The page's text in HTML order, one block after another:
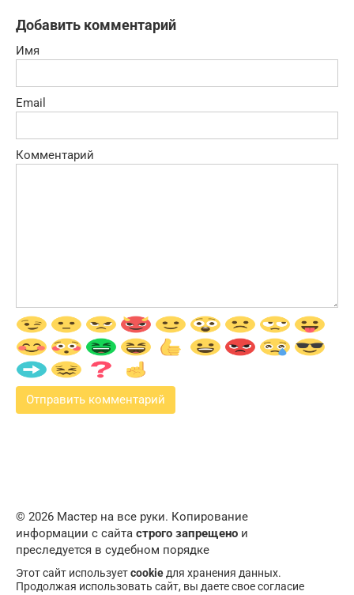
Добавить комментарий
Имя
Email
Комментарий
© 2026 Мастер на все руки. Копирование
информации с сайта строго запрещено и
преследуется в судебном порядке
Этот сайт используетcookieдля хранения данных.
Продолжая использовать сайт, вы даете свое согласие